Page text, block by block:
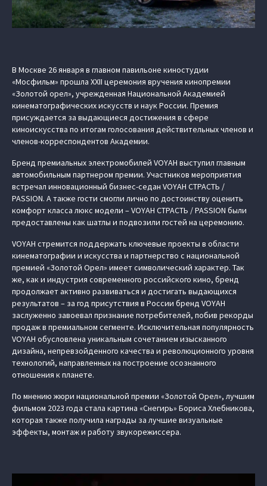
В Москве 26 января в главном павильоне киностудии
«Мосфильм» прошла XXII церемония вручения кинопремии
«Золотой орел», учрежденная Национальной Академией
кинематографических искусств и наук России. Премия
присуждается за выдающиеся достижения в сфере
киноискусства по итогам голосования действительных членов и
членов-корреспондентов Академии.
Бренд премиальных электромобилей VOYAH выступил главным
автомобильным партнером премии. Участников мероприятия
встречал инновационный бизнес-седан VOYAH СТРАСТЬ /
PASSION. А также гости смогли лично по достоинству оценить
комфорт класса люкс модели – VOYAH СТРАСТЬ / PASSION были
предоставлены как шатлы и подвозили гостей на церемонию.
VOYAH стремится поддержать ключевые проекты в области
кинематографии и искусства и партнерство с национальной
премией «Золотой Орел» имеет символический характер. Так
же, как и индустрия современного российского кино, бренд
продолжает активно развиваться и достигать выдающихся
результатов – за год присутствия в России бренд VOYAH
заслуженно завоевал признание потребителей, побив рекорды
продаж в премиальном сегменте. Исключительная популярность
VOYAH обусловлена уникальным сочетанием изысканного
дизайна, непревзойденного качества и революционного уровня
технологий, направленных на построение осознанного
отношения к планете.
По мнению жюри национальной премии «Золотой Орел», лучшим
фильмом 2023 года стала картина «Снегирь» Бориса Хлебникова,
которая также получила награды за лучшие визуальные
эффекты, монтаж и работу звукорежиссера.